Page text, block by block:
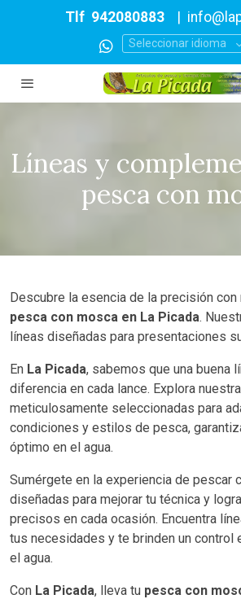
Tlf 942080883
Seleccionar idioma
Líneas y
pesca con
Descubre la esencia de la precisión con
pesca con mosca en La Picada.
líneas diseñadas para presentaciones
En La Picada, sabemos que una buena
diferencia en cada lance. Explora
meticulosamente seleccionadas para
condiciones y estilos de pesca,
óptimo en el agua.
Sumérgete en la experiencia de pescar
diseñadas para mejorar tu técnica y
precisos en cada ocasión. Encuentra
tus necesidades y te brinden un control
el agua.
Con La Picada, lleva tu pesca con